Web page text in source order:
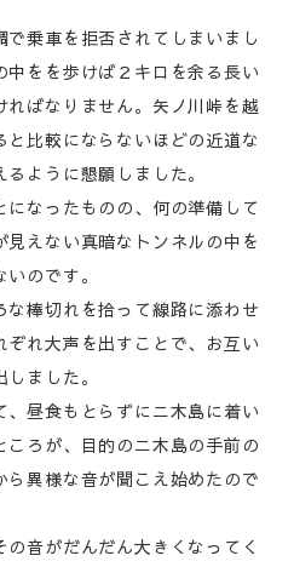
乗車を拒否されてしまいまし
をを歩けば２キロを余る長い
ればなりません。矢ノ川峠を越
比較にならないほどの近道な
ように懇願しました。
なったものの、何の準備して
えない真暗なトンネルの中を
のです。
棒切れを拾って線路に添わせ
れ大声を出すことで、お互い
ました。
昼食もとらずにニ木島に着い
ろが、目的のニ木島の手前の
異様な音が聞こえ始めたので
音がだんだん大きくなってく